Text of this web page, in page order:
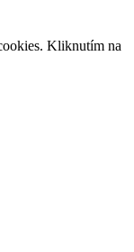
Kliknutím na